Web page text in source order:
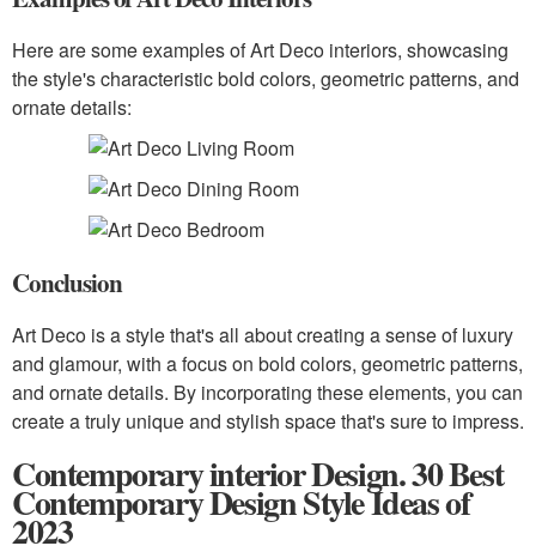
Here are some examples of Art Deco interiors, showcasing
the style's characteristic bold colors, geometric patterns, and
ornate details:
Conclusion
Art Deco is a style that's all about creating a sense of luxury
and glamour, with a focus on bold colors, geometric patterns,
and ornate details. By incorporating these elements, you can
create a truly unique and stylish space that's sure to impress.
Contemporary interior Design. 30 Best
Contemporary Design Style Ideas of
2023